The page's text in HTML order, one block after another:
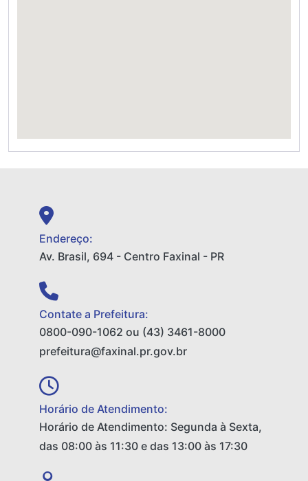
Endereço:
Av. Brasil, 694 - Centro Faxinal - PR
Contate a Prefeitura:
0800-090-1062 ou (43) 3461-8000
prefeitura@faxinal.pr.gov.br
Horário de Atendimento:
Horário de Atendimento: Segunda à Sexta,
das 08:00 às 11:30 e das 13:00 às 17:30